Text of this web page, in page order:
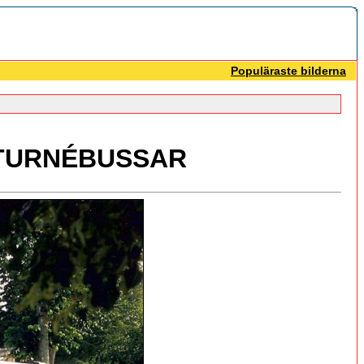
Populäraste bilderna